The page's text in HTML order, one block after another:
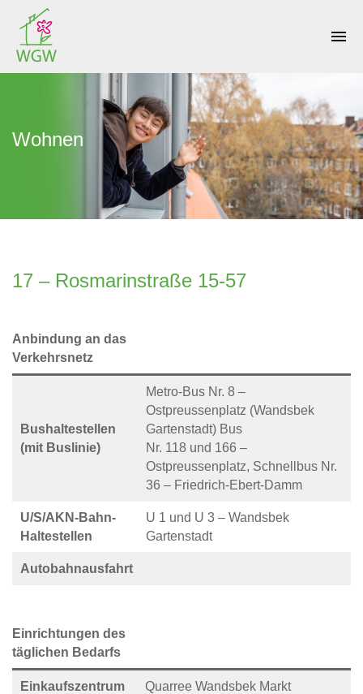
menu
Wohnen
17 – Rosmarinstraße 15-57
Anbindung an das
Verkehrsnetz
Bushaltestellen
(mit Buslinie)
Metro-Bus Nr. 8 –
Ostpreussenplatz (Wandsbek
Gartenstadt) Bus
Nr. 118 und 166 –
Ostpreussenplatz, Schnellbus Nr.
36 – Friedrich-Ebert-Damm
U/S/AKN-Bahn-
Haltestellen
U 1 und U 3 – Wandsbek
Gartenstadt
Autobahnausfahrt
Einrichtungen des
täglichen Bedarfs
Einkaufszentrum Quarree Wandsbek Markt